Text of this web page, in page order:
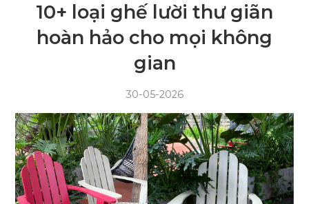
10+ loại ghế lười thư giãn
hoàn hảo cho mọi không
gian
30-05-2026